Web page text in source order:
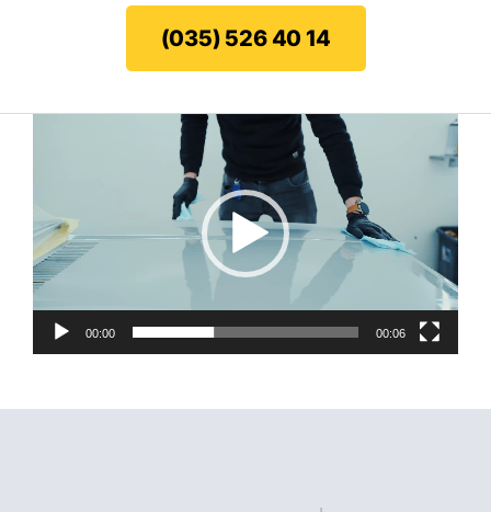
Bumperherstel
Uitdeuken zonder spuiten
Koplamp herstel
Spotrepair
(035) 526 40 14
00:00 00:06